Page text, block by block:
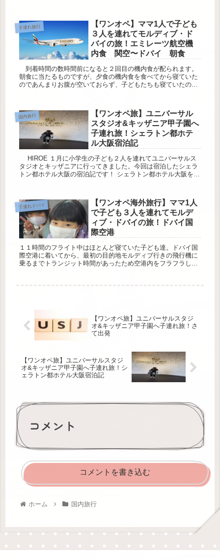
子連れ旅行
【ワンオペ】ママ1人で子ども
３人を連れてモルディブ・ド
バイの旅！エミレーツ航空機
内食 関空〜ドバイ 朝食
到着時間の数時間前になると２回目の機内食が配られます。
朝食に当たるものですが、夕食の機内食を食べてから寝ていた
のであんまりお腹が空いておらず、子どもたちも寝ていたので
国内旅行
【ワンオペ旅】ユニバーサル
スタジオ&キッザニア甲子園へ
子連れ旅！シェラトン都ホテ
ル大阪宿泊記
タジオとキッザニアに行ってきました。今回は宿泊したシェラ
トン都ホテル大阪の宿泊記です！ シェラトン都ホテル大阪を選
子連れドバイ
【ワンオペ海外旅行】ママ1人
で子ども３人を連れてモルデ
ィブ・ドバイの旅！ドバイ国
際空港
１１時間のフライト中はほとんど寝ていた子ども達。ドバイ国
際空港に着いてから、最初の目的地モルディブ行きの飛行機に
乗るまでトランジット時間があったため空港内をフラフラした
【ワンオペ旅】ユニバーサルスタジ
オ&キッザニア甲子園へ子連れ旅！さ
て出発
【ワンオペ旅】ユニバーサルスタジ
オ&キッザニア甲子園へ子連れ旅！シ
ェラトン都ホテル大阪宿泊記
コメント
コメントを書き込む
ホーム 国内旅行